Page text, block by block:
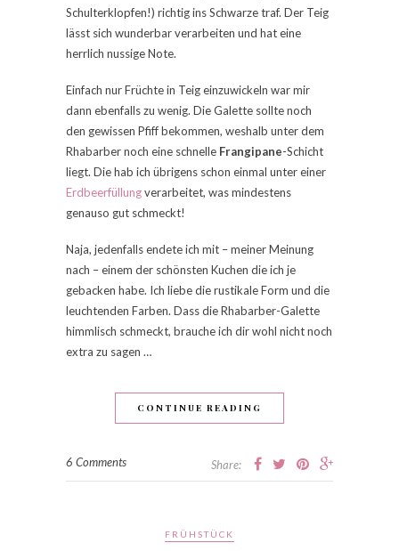
Schulterklopfen!) richtig ins Schwarze traf. Der Teig
lässt sich wunderbar verarbeiten und hat eine
herrlich nussige Note.
Einfach nur Früchte in Teig einzuwickeln war mir
dann ebenfalls zu wenig. Die Galette sollte noch
den gewissen Pfiff bekommen, weshalb unter dem
Rhabarber noch eine schnelle Frangipane-Schicht
liegt. Die hab ich übrigens schon einmal unter einer
Erdbeerfüllungverarbeitet, was mindestens
genauso gut schmeckt!
Naja, jedenfalls endete ich mit – meiner Meinung
nach – einem der schönsten Kuchen die ich je
gebacken habe. Ich liebe die rustikale Form und die
leuchtenden Farben. Dass die Rhabarber-Galette
himmlisch schmeckt, brauche ich dir wohl nicht noch
extra zu sagen …
CONTINUE READING
6 Comments Share:
FRÜHSTÜCK